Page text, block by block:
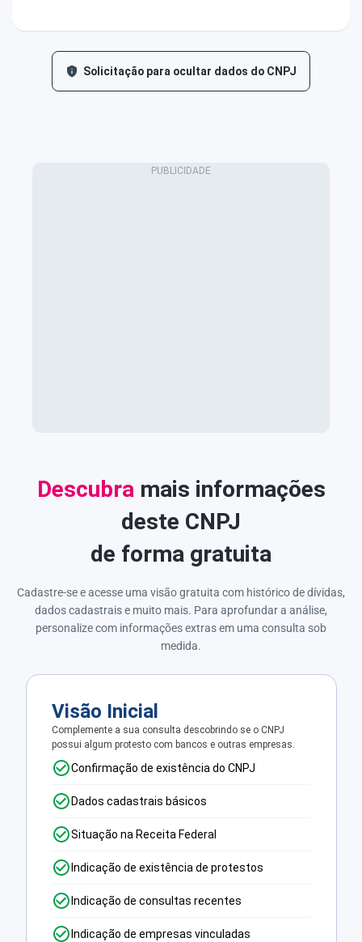
Solicitação para ocultar dados do CNPJ
Descubra mais informações
deste CNPJ
de forma gratuita
Cadastre-se e acesse uma visão gratuita com histórico de dívidas,
dados cadastrais e muito mais. Para aprofundar a análise,
personalize com informações extras em uma consulta sob
medida.
Visão Inicial
Complemente a sua consulta descobrindo se o CNPJ
possui algum protesto com bancos e outras empresas.
Confirmação de existência do CNPJ
Dados cadastrais básicos
Situação na Receita Federal
Indicação de existência de protestos
Indicação de consultas recentes
Indicação de empresas vinculadas